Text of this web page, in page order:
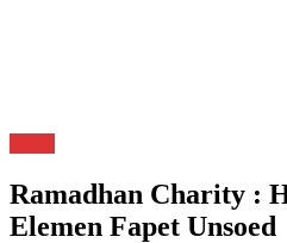
Ramadhan Charity :
Elemen Fapet Unsoed